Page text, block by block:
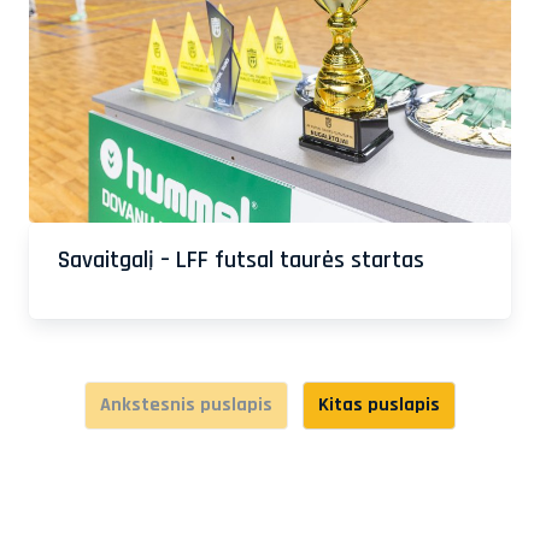
Savaitgalį – LFF futsal taurės startas
Ankstesnis puslapis Kitas puslapis